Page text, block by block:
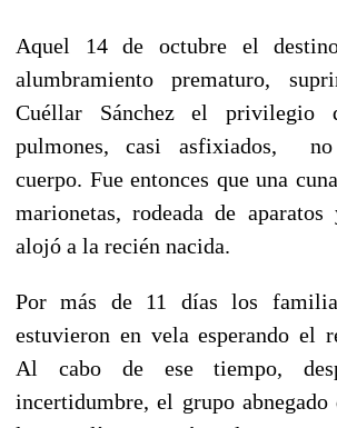
Aquel 14 de octubre el
alumbramiento prematuro,
Cuéllar Sánchez el privilegio
pulmones, casi asfixiados,
cuerpo. Fue entonces que una
marionetas, rodeada de
alojó a la recién nacida.
Por más de 11 días los
estuvieron en vela esperando el
Al cabo de ese tiempo,
incertidumbre, el grupo abnegado